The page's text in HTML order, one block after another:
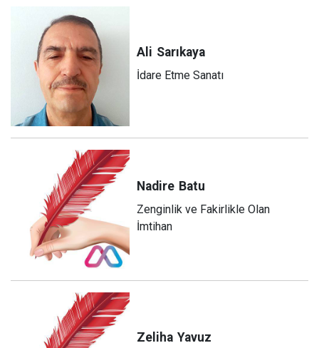
Ali Sarıkaya
İdare Etme Sanatı
Nadire Batu
Zenginlik ve Fakirlikle Olan
İmtihan
Zeliha Yavuz